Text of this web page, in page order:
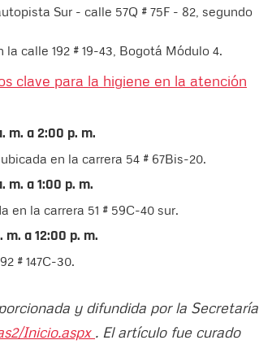
Sur - calle 57Q # 75F - 82, segundo
calle 192 # 19-43, Bogotá Módulo 4.
clave para la higiene en la atención
m. a 2:00 p. m.
en la carrera 54 # 67Bis-20.
m. a 1:00 p. m.
en la carrera 51 # 59C-40 sur.
a 12:00 p. m.
# 147C-30.
y difundida por la Secretaría
Inicio.aspx . El artículo fue curado